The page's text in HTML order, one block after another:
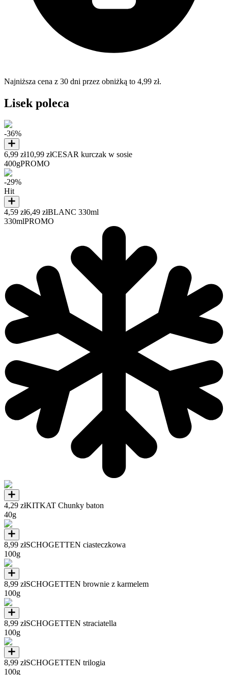
Najniższa cena z 30 dni przez obniżką to 4,99 zł.
Lisek poleca
-36%
6,99 zł10,99 złCESAR kurczak w sosie
400gPROMO
-29%
Hit
4,59 zł6,49 złBLANC 330ml
330mlPROMO
4,29 złKITKAT Chunky baton
40g
8,99 złSCHOGETTEN ciasteczkowa
100g
8,99 złSCHOGETTEN brownie z karmelem
100g
8,99 złSCHOGETTEN straciatella
100g
8,99 złSCHOGETTEN trilogia
100g